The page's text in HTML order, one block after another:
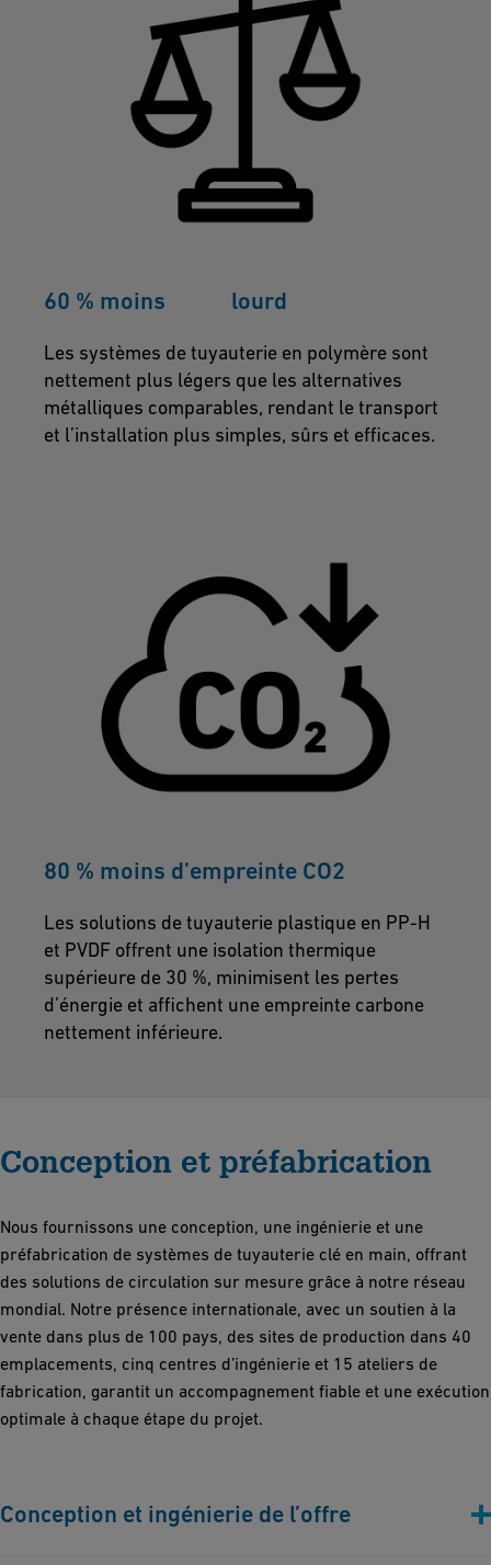
60 % moins lourd
Les systèmes de tuyauterie en polymère sont
nettement plus légers que les alternatives
métalliques comparables, rendant le transport
et l’installation plus simples, sûrs et efficaces.
80 % moins d’empreinte CO2
Les solutions de tuyauterie plastique en PP-H
et PVDF offrent une isolation thermique
supérieure de 30 %, minimisent les pertes
d’énergie et affichent une empreinte carbone
nettement inférieure.
Conception et préfabrication
Nous fournissons une conception, une ingénierie et une
préfabrication de systèmes de tuyauterie clé en main, offrant
des solutions de circulation sur mesure grâce à notre réseau
mondial. Notre présence internationale, avec un soutien à la
vente dans plus de 100 pays, des sites de production dans 40
emplacements, cinq centres d’ingénierie et 15 ateliers de
fabrication, garantit un accompagnement fiable et une exécution
optimale à chaque étape du projet.
Conception et ingénierie de l’offre